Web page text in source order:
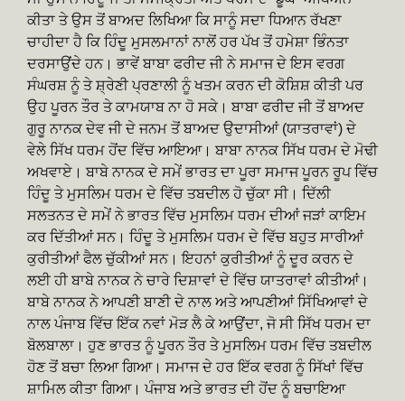
ਕੀਤਾ ਤੇ ਉਸ ਤੋਂ ਬਾਅਦ ਲਿਖਿਆ ਕਿ ਸਾਨੂੰ ਸਦਾ ਧਿਆਨ ਰੱਖਣਾ
ਚਾਹੀਦਾ ਹੈ ਕਿ ਹਿੰਦੂ ਮੁਸਲਮਾਨਾਂ ਨਾਲੋਂ ਹਰ ਪੱਖ ਤੋਂ ਹਮੇਸ਼ਾ ਭਿੰਨਤਾ
ਦਰਸਾਉਂਦੇ ਹਨ। ਭਾਵੇਂ ਬਾਬਾ ਫਰੀਦ ਜੀ ਨੇ ਸਮਾਜ ਦੇ ਇਸ ਵਰਗ
ਸੰਘਰਸ਼ ਨੂੰ ਤੇ ਸ਼੍ਰੇਣੀ ਪ੍ਰਣਾਲੀ ਨੂੰ ਖਤਮ ਕਰਨ ਦੀ ਕੋਸ਼ਿਸ਼ ਕੀਤੀ ਪਰ
ਉਹ ਪੂਰਨ ਤੌਰ ਤੇ ਕਾਮਯਾਬ ਨਾ ਹੋ ਸਕੇ। ਬਾਬਾ ਫਰੀਦ ਜੀ ਤੋਂ ਬਾਅਦ
ਗੁਰੂ ਨਾਨਕ ਦੇਵ ਜੀ ਦੇ ਜਨਮ ਤੋਂ ਬਾਅਦ ਉਦਾਸੀਆਂ (ਯਾਤਰਾਵਾਂ) ਦੇ
ਵੇਲੇ ਸਿੱਖ ਧਰਮ ਹੋਂਦ ਵਿੱਚ ਆਇਆ। ਬਾਬਾ ਨਾਨਕ ਸਿੱਖ ਧਰਮ ਦੇ ਮੋਢੀ
ਅਖਵਾਏ। ਬਾਬੇ ਨਾਨਕ ਦੇ ਸਮੇਂ ਭਾਰਤ ਦਾ ਪੂਰਾ ਸਮਾਜ ਪੂਰਨ ਰੂਪ ਵਿੱਚ
ਹਿੰਦੂ ਤੇ ਮੁਸਲਿਮ ਧਰਮ ਦੇ ਵਿੱਚ ਤਬਦੀਲ ਹੋ ਚੁੱਕਾ ਸੀ। ਦਿੱਲੀ
ਸਲਤਨਤ ਦੇ ਸਮੇਂ ਨੇ ਭਾਰਤ ਵਿੱਚ ਮੁਸਲਿਮ ਧਰਮ ਦੀਆਂ ਜੜਾਂ ਕਾਇਮ
ਕਰ ਦਿੱਤੀਆਂ ਸਨ। ਹਿੰਦੂ ਤੇ ਮੁਸਲਿਮ ਧਰਮ ਦੇ ਵਿੱਚ ਬਹੁਤ ਸਾਰੀਆਂ
ਕੁਰੀਤੀਆਂ ਫੈਲ ਚੁੱਕੀਆਂ ਸਨ। ਇਹਨਾਂ ਕੁਰੀਤੀਆਂ ਨੂੰ ਦੂਰ ਕਰਨ ਦੇ
ਲਈ ਹੀ ਬਾਬੇ ਨਾਨਕ ਨੇ ਚਾਰੇ ਦਿਸ਼ਾਵਾਂ ਦੇ ਵਿੱਚ ਯਾਤਰਾਵਾਂ ਕੀਤੀਆਂ।
ਬਾਬੇ ਨਾਨਕ ਨੇ ਆਪਣੀ ਬਾਣੀ ਦੇ ਨਾਲ ਅਤੇ ਆਪਣੀਆਂ ਸਿੱਖਿਆਵਾਂ ਦੇ
ਨਾਲ ਪੰਜਾਬ ਵਿੱਚ ਇੱਕ ਨਵਾਂ ਮੋੜ ਲੈ ਕੇ ਆਉਂਦਾ, ਜੋ ਸੀ ਸਿੱਖ ਧਰਮ ਦਾ
ਬੋਲਬਾਲਾ। ਹੁਣ ਭਾਰਤ ਨੂੰ ਪੂਰਨ ਤੌਰ ਤੇ ਮੁਸਲਿਮ ਧਰਮ ਵਿੱਚ ਤਬਦੀਲ
ਹੋਣ ਤੋਂ ਬਚਾ ਲਿਆ ਗਿਆ। ਸਮਾਜ ਦੇ ਹਰ ਇੱਕ ਵਰਗ ਨੂੰ ਸਿੱਖਾਂ ਵਿੱਚ
ਸ਼ਾਮਿਲ ਕੀਤਾ ਗਿਆ। ਪੰਜਾਬ ਅਤੇ ਭਾਰਤ ਦੀ ਹੋਂਦ ਨੂੰ ਬਚਾਇਆ